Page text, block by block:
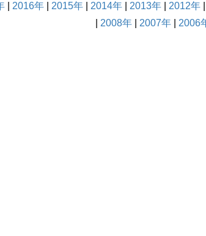
2016年 2015年 2014年 2013年 2012年
2008年 2007年 2006